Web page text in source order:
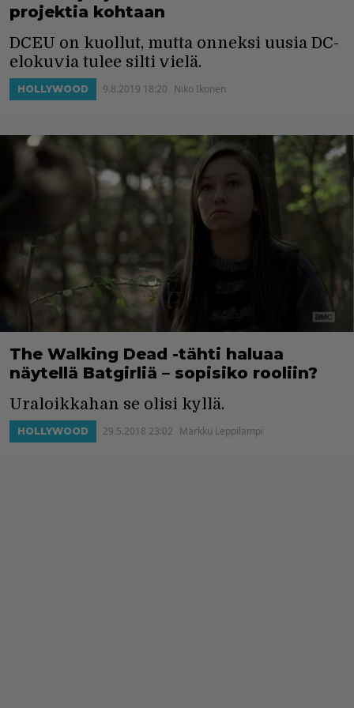
projektia kohtaan
DCEU on kuollut, mutta onneksi uusia DC-
elokuvia tulee silti vielä.
HOLLYWOOD 9.8.2019 18:20 Niko Ikonen
The Walking Dead -tähti haluaa
näytellä Batgirliä – sopisiko rooliin?
Uraloikkahan se olisi kyllä.
HOLLYWOOD 29.5.2018 23:02 Markku Leppilampi